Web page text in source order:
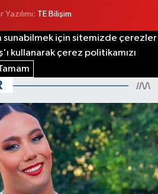
TE Bilişim
sunabilmek için sitemizde çerezler
kullanarak çerez politikamızı